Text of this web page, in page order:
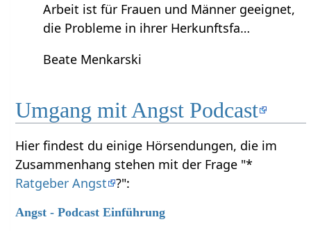
Arbeit ist für Frauen und Männer geeignet,
die Probleme in ihrer Herkunftsfa…
Beate Menkarski
Umgang mit Angst Podcast
Hier findest du einige Hörsendungen, die im
Zusammenhang stehen mit der Frage "*
Ratgeber Angst ?":
Angst - Podcast Einführung